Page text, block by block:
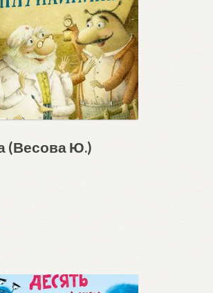
(Весова Ю.)